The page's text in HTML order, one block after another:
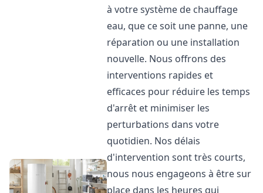
à votre système de chauffage
eau, que ce soit une panne, une
réparation ou une installation
nouvelle. Nous offrons des
interventions rapides et
efficaces pour réduire les temps
d'arrêt et minimiser les
perturbations dans votre
quotidien. Nos délais
d'intervention sont très courts,
nous nous engageons à être sur
place dans les heures qui